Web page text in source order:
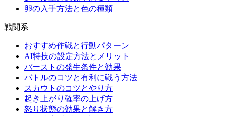
卵の入手方法と色の種類
戦闘系
おすすめ作戦と行動パターン
AI特技の設定方法とメリット
バーストの発生条件と効果
バトルのコツと有利に戦う方法
スカウトのコツとやり方
起き上がり確率の上げ方
怒り状態の効果と解き方